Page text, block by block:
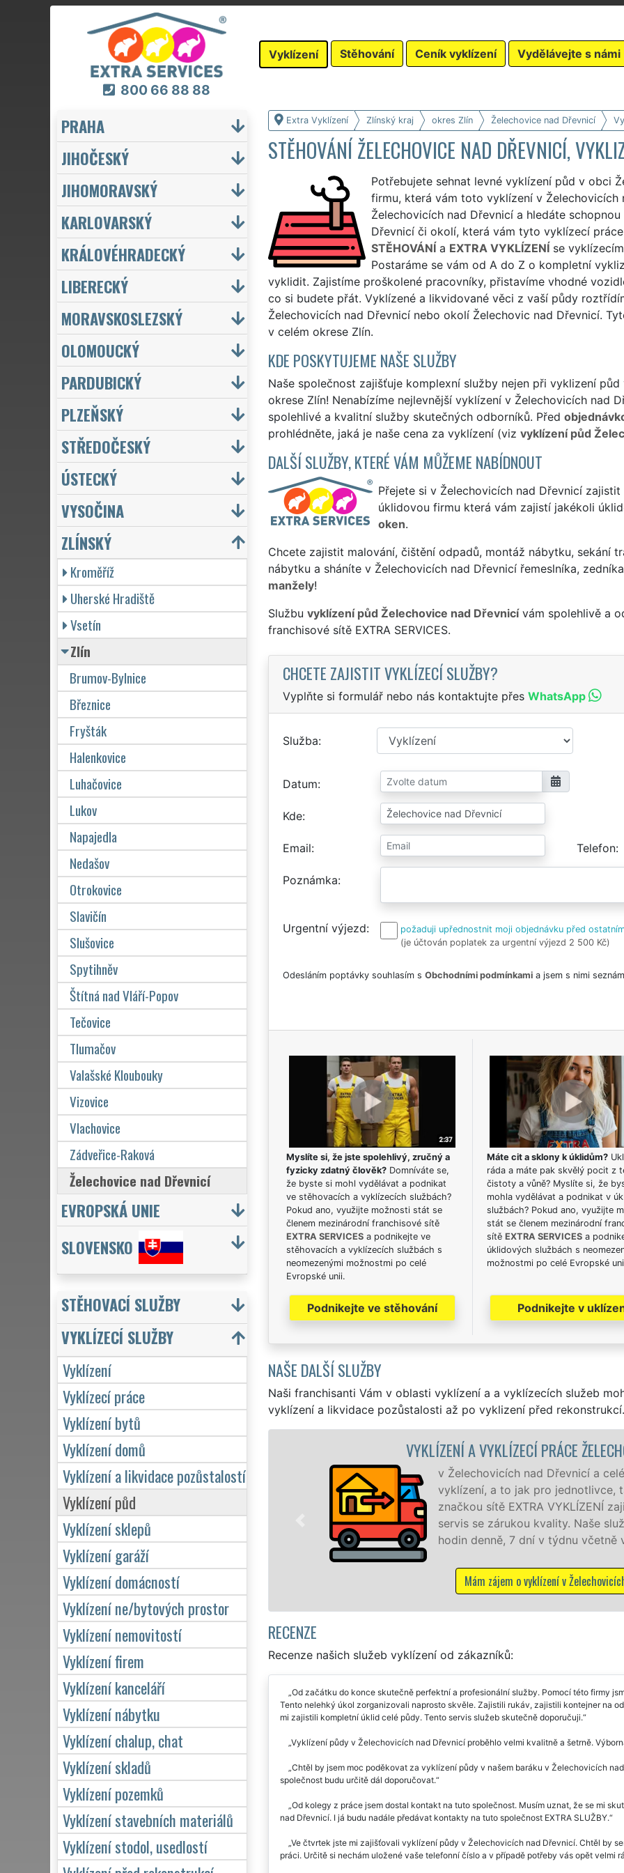
800 66 88 88
Vyklízení Stěhování Ceník vyklízení Vydělávejte s námi
Extra Vyklízení Zlínský kraj okres Zlín Želechovice nad Dřevnicí
STĚHOVÁNÍ ŽELECHOVICE NAD DŘEVNICÍ,
Potřebujete sehnat levné vyklízení půd v obci
firmu, která vám toto vyklízení v
Želechovicích nad Dřevnicí a hledáte
Dřevnicí či okolí, která vám tyto vyklízecí
STĚHOVÁNÍa EXTRA VYKLÍZENÍse
Postaráme se vám od A do Z o kompletní
vyklidit. Zajistíme proškolené pracovníky, přistavíme vhodné
co si budete přát. Vyklízené a likvidované věci z vaší půdy
Želechovicích nad Dřevnicí nebo okolí Želechovic nad Dřevnicí.
v celém okrese Zlín.
KDE POSKYTUJEME NAŠE SLUŽBY
Naše společnost zajišťuje komplexní služby nejen při vyklizení
okrese Zlín! Nenabízíme nejlevnější vyklízení v Želechovicích nad
spolehlivé a kvalitní služby skutečných odborníků. Před
prohlédněte, jaká je naše cena za vyklízení (viz vyklízení půd
DALŠÍ SLUŽBY, KTERÉ VÁM MŮŽEME NABÍDNOUT
Přejete si v Želechovicích nad Dřevnicí
úklidovou firmu která vám zajistí jakékoli
oken.
Chcete zajistit malování, čištění odpadů, montáž nábytku, sekání
nábytku a sháníte v Želechovicích nad Dřevnicí řemeslníka,
manžely!
Službu vyklízení půd Želechovice nad Dřevnicívám spolehlivě a
franchisové sítě EXTRA SERVICES.
CHCETE ZAJISTIT VYKLÍZECÍ SLUŽBY?
Vyplňte si formulář nebo nás kontaktujte přes WhatsApp
Služba
Datum
Kde
Email Telefon
Poznámka
Urgentní výjezd
požaduji upřednostnit moji objednávku před
(je účtován poplatek za urgentní výjezd 2 500 Kč)
Odesláním poptávky souhlasím s Obchodními podmínkamia jsem s nimi
Myslíte si, že jste spolehlivý, zručný a
fyzicky zdatný člověk?Domníváte se,
že byste si mohl vydělávat a podnikat
ve stěhovacích a vyklízecích službách?
Pokud ano, využijte možnosti stát se
členem mezinárodní franchisové sítě
EXTRA SERVICESa podnikejte ve
stěhovacích a vyklízecích službách s
neomezenými možnostmi po celé
Evropské unii.
Podnikejte ve stěhování
Máte cit a sklony k úklidům?
ráda a máte pak skvělý pocit z
čistoty a vůně? Myslíte si, že
mohla vydělávat a podnikat v
službách? Pokud ano, využijte
stát se členem mezinárodní
sítě EXTRA SERVICESa
úklidových službách s
možnostmi po celé Evropské
Podnikejte v
NAŠE DALŠÍ SLUŽBY
Naši franchisanti Vám v oblasti vyklízení a a vyklízecích služeb
vyklízení a likvidace pozůstalosti až po vyklizení před rekonstrukcí.
VYKLÍZENÍ A VYKLÍZECÍ PRÁCE ŽELECHOVICE NAD DŘEVNICÍ
v Želechovicích nad Dřevnicí a celém okrese Zlín zajišťujeme služby
vyklízení, a to jak pro jednotlivce, tak pro obchodní společnosti. Pod
značkou sítě EXTRA VYKLÍZENÍ zajišťujeme profesionální a kvalitní
servis se zárukou kvality. Naše služby poskytujeme NON-STOP 24
hodin denně, 7 dní v týdnu včetně víkendů a svátků bez příplatků.
RECENZE
Recenze našich služeb vyklízení od zákazníků:
Od začátku do konce skutečně perfektní a profesionální služby. Pomocí této firmy
Tento nelehký úkol zorganizovali naprosto skvěle. Zajistili rukáv, zajistili kontejner na
mi zajistili kompletní úklid celé půdy. Tento servis služeb skutečně doporučuji.
Vyklízení půdy v Želechovicích nad Dřevnicí proběhlo velmi kvalitně a šetrně.
Chtěl by jsem moc poděkovat za vyklízení půdy v našem baráku v Želechovicích
společnost budu určitě dál doporučovat.
Od kolegy z práce jsem dostal kontakt na tuto společnost. Musím uznat, že se mi
nad Dřevnicí. I já budu nadále předávat kontakty na tuto společnost EXTRA SLUŽBY.
Ve čtvrtek jste mi zajišťovali vyklízení půdy v Želechovicích nad Dřevnicí. Chtěl by
práci. Určitě si nechám uložené vaše telefonní číslo a v případě potřeby vás opět velmi
PRAHA
JIHOČESKÝ
JIHOMORAVSKÝ
KARLOVARSKÝ
KRÁLOVÉHRADECKÝ
LIBERECKÝ
MORAVSKOSLEZSKÝ
OLOMOUCKÝ
PARDUBICKÝ
PLZEŇSKÝ
STŘEDOČESKÝ
ÚSTECKÝ
VYSOČINA
ZLÍNSKÝ
Kroměříž
Uherské Hradiště
Vsetín
Zlín
Brumov-Bylnice
Březnice
Fryšták
Halenkovice
Luhačovice
Lukov
Napajedla
Nedašov
Otrokovice
Slavičín
Slušovice
Spytihněv
Štítná nad Vláří-Popov
Tečovice
Tlumačov
Valašské Kloubouky
Vizovice
Vlachovice
Zádveřice-Raková
Želechovice nad Dřevnicí
EVROPSKÁ UNIE
SLOVENSKO
STĚHOVACÍ SLUŽBY
VYKLÍZECÍ SLUŽBY
Vyklízení
Vyklízecí práce
Vyklízení bytů
Vyklízení domů
Vyklízení a likvidace pozůstalostí
Vyklízení půd
Vyklízení sklepů
Vyklízení garáží
Vyklízení domácností
Vyklízení ne/bytových prostor
Vyklízení nemovitostí
Vyklízení firem
Vyklízení kanceláří
Vyklízení nábytku
Vyklízení chalup, chat
Vyklízení skladů
Vyklízení pozemků
Vyklízení stavebních materiálů
Vyklízení stodol, usedlostí